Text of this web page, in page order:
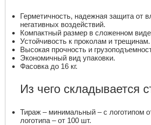
Герметичность, надежная защита от
негативных воздействий.
Компактный размер в сложенном
Устойчивость к проколам и трещинам.
Высокая прочность и
Экономичный вид упаковки.
Фасовка до 16 кг.
Из чего складывается
Тираж – минимальный – с логотипом
логотипа – от 100 шт.